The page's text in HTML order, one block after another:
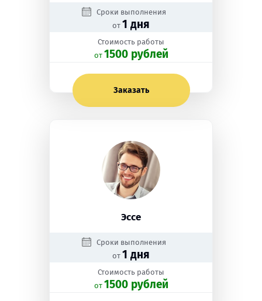
Сроки выполнения
от 1 дня
Стоимость работы
oт 1500 рублей
Заказать
Эссе
Сроки выполнения
от 1 дня
Стоимость работы
oт 1500 рублей